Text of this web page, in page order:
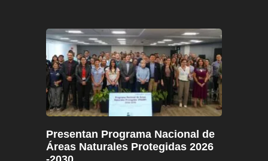
Presentan Programa Nacional de
Áreas Naturales Protegidas 2026